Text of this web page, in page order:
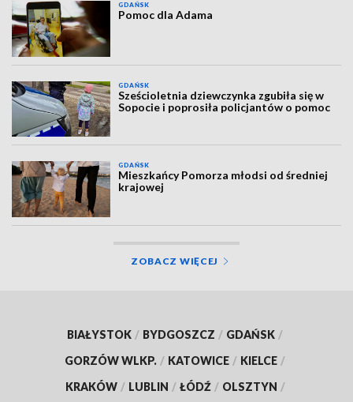
GDAŃSK
Pomoc dla Adama
GDAŃSK
Sześcioletnia dziewczynka zgubiła się w
Sopocie i poprosiła policjantów o pomoc
GDAŃSK
Mieszkańcy Pomorza młodsi od średniej
krajowej
ZOBACZ WIĘCEJ
BIAŁYSTOK / BYDGOSZCZ / GDAŃSK /
GORZÓW WLKP. / KATOWICE / KIELCE /
KRAKÓW / LUBLIN / ŁÓDŹ / OLSZTYN /